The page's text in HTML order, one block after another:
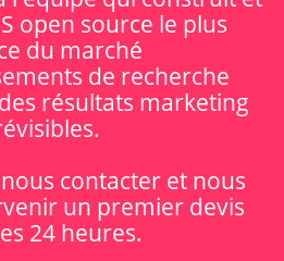
open source le plus
du marché
de recherche
résultats marketing
contacter et nous
un premier devis
24 heures.